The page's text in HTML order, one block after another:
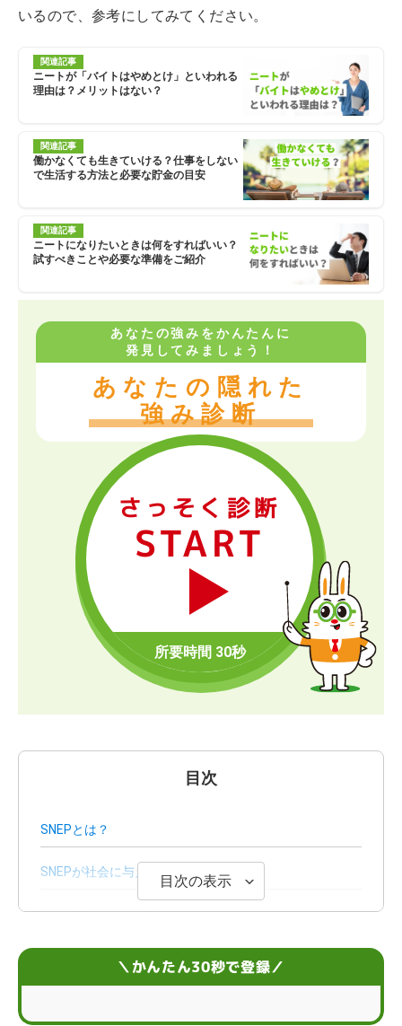
いるので、参考にしてみてください。
関連記事
ニートが「バイトはやめとけ」といわれる
理由は？メリットはない？
関連記事
働かなくても生きていける？仕事をしない
で生活する方法と必要な貯金の目安
関連記事
ニートになりたいときは何をすればいい？
試すべきことや必要な準備をご紹介
あなたの強みをかんたんに
発見してみましょう！
あなたの隠れた
強み診断
さっそく診断
START
目次
SNEPとは？
SNEPが社会に与える影響
SNEPになる原因は？
目次の表示
＼かんたん30秒で登録／